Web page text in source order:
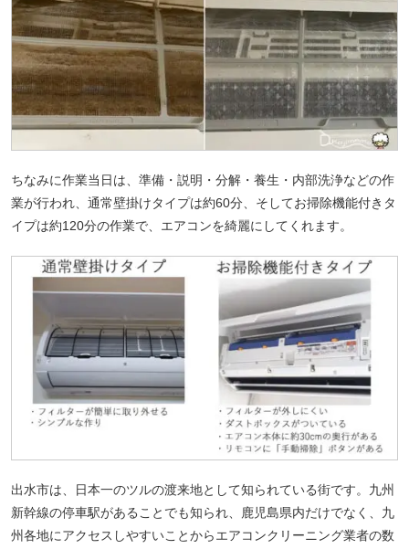
ちなみに作業当日は、準備・説明・分解・養生・内部洗浄などの作
業が行われ、通常壁掛けタイプは約60分、そしてお掃除機能付きタ
イプは約120分の作業で、エアコンを綺麗にしてくれます。
出水市は、日本一のツルの渡来地として知られている街です。九州
新幹線の停車駅があることでも知られ、鹿児島県内だけでなく、九
州各地にアクセスしやすいことからエアコンクリーニング業者の数